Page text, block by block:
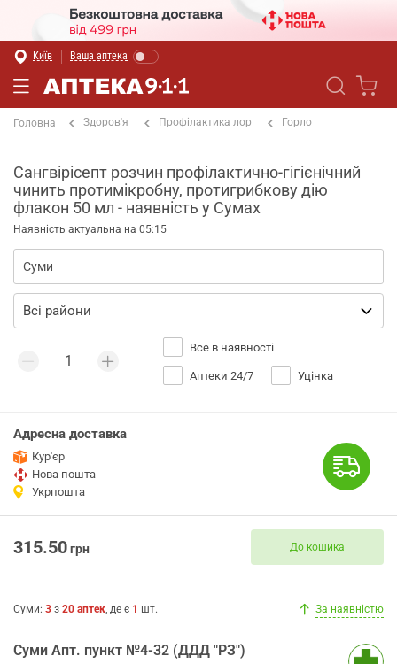
Київ Ваша аптека
Головна Здоров'я Профілактика лор Горло
Сангвірісепт розчин профілактично-гігієнічний
чинить протимікробну, протигрибкову дію
флакон 50 мл - наявність у Сумах
Наявність актуальна на 05:15
Все в наявності
Аптеки 24/7 Уцінка
Адресна доставка
Кур'єр
Нова пошта
Укрпошта
315.50грн До кошика
Суми: 3 з 20 аптек, де є 1 шт. За наявністю
Суми Апт. пункт №4-32 (ДДД "РЗ")